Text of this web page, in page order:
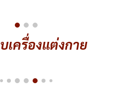
เครื่องแต่งกาย